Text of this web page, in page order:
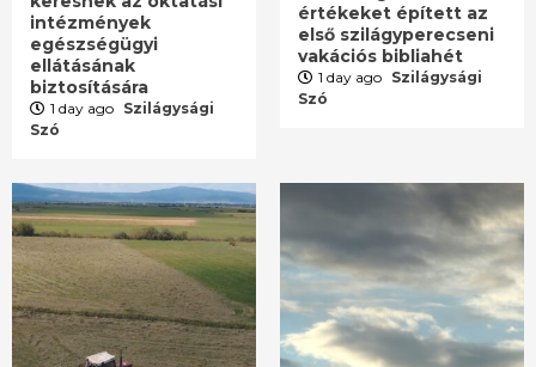
intézmények
egészségügyi
ellátásának
biztosítására
1 day ago Szilágysági
Szó
értékeket épített az
első szilágyperecseni
vakációs bibliahét
1 day ago Szilágysági
Szó